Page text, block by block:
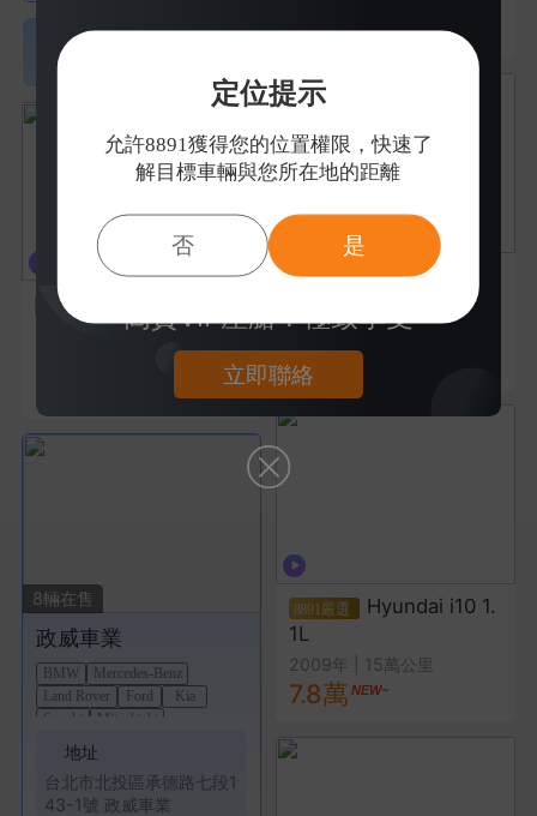
查看全台
8輛在售
政威車業
BMW
Mercedes-Benz
Land Rover
Ford
Kia
Suzuki
Mitsubishi
地址
台北市 北投區承德路七段1
43-1號 政威車業
32.8萬
Luxgen U6 Tu
rbo ECO Hyper 2.0L
2016年| 10萬公里
16.8萬
Hyundai i10 1.
1L
2009年 15萬公里
7.8萬
定位提示
允許8891獲得您的位置權限，快速了
解目標車輛與您所在地的距離
否 是
高貴VIP座艙！極致享受
立即聯絡